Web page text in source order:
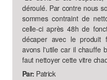
déroulé. Par contre nous
sommes contraint de
celle-ci après 48h de
décaper avec le produit
avons l'utile car il chauffe
faut nettoyer cette vitre
Par: Patrick